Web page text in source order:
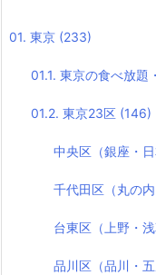
01. 東京 (233)
01.1. 東京の食べ放題
01.2. 東京23区 (146)
中央区（銀座・
千代田区（丸の
台東区（上野・浅
品川区（品川・